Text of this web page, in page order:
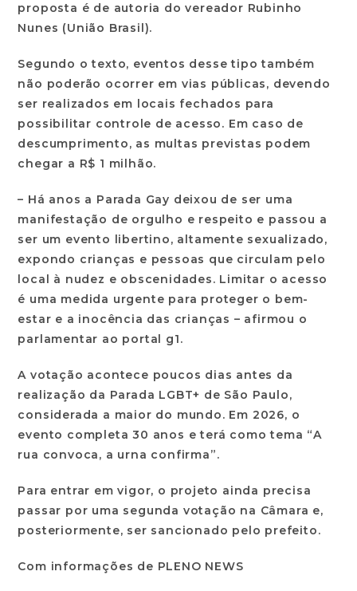
proposta é de autoria do vereador Rubinho
Nunes (União Brasil).
Segundo o texto, eventos desse tipo também
não poderão ocorrer em vias públicas, devendo
ser realizados em locais fechados para
possibilitar controle de acesso. Em caso de
descumprimento, as multas previstas podem
chegar a R$ 1 milhão.
– Há anos a Parada Gay deixou de ser uma
manifestação de orgulho e respeito e passou a
ser um evento libertino, altamente sexualizado,
expondo crianças e pessoas que circulam pelo
local à nudez e obscenidades. Limitar o acesso
é uma medida urgente para proteger o bem-
estar e a inocência das crianças – afirmou o
parlamentar ao portal g1.
A votação acontece poucos dias antes da
realização da Parada LGBT+ de São Paulo,
considerada a maior do mundo. Em 2026, o
evento completa 30 anos e terá como tema “A
rua convoca, a urna confirma”.
Para entrar em vigor, o projeto ainda precisa
passar por uma segunda votação na Câmara e,
posteriormente, ser sancionado pelo prefeito.
Com informações de PLENO NEWS